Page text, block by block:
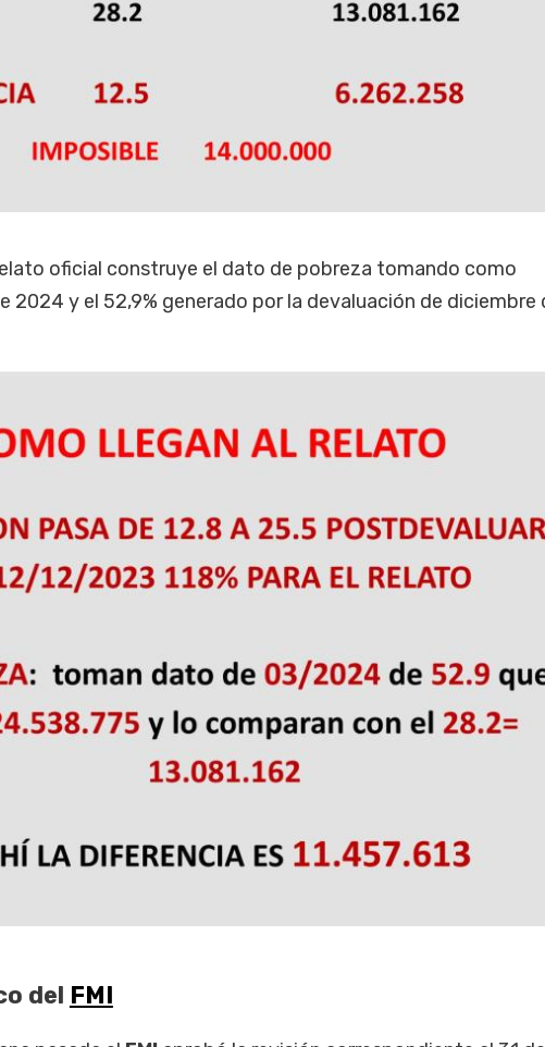
oficial construye el dato de pobreza tomando como
2024 y el 52,9% generado por la devaluación de diciembre
del FMI